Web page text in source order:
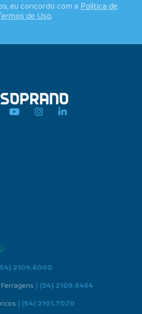
eu concordo com a Política de
de Uso.
2109.6000
| (54) 2109.6464
| (54) 2101.7070